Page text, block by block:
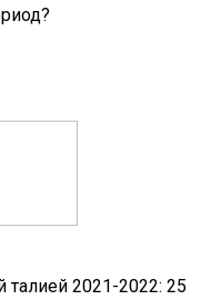
2021-2022: 25